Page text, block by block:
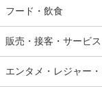
フード・飲食
販売・接客・サービス
エンタメ・レジャー